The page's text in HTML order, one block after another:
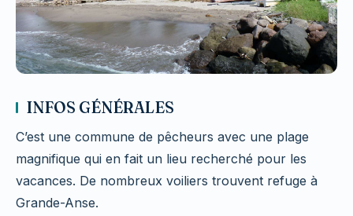
INFOS GÉNÉRALES
C’est une commune de pêcheurs avec une plage
magnifique qui en fait un lieu recherché pour les
vacances. De nombreux voiliers trouvent refuge à
Grande-Anse.